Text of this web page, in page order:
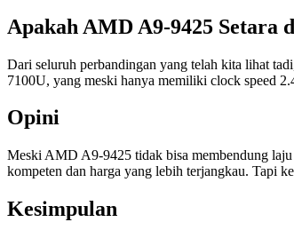
Apakah AMD A9-9425 Setara
Dari seluruh perbandingan yang telah kita lihat
7100U, yang meski hanya memiliki clock speed
Opini
Meski AMD A9-9425 tidak bisa membendung
kompeten dan harga yang lebih terjangkau. Tapi
Kesimpulan